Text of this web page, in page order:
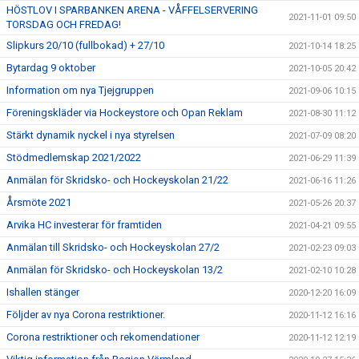
HÖSTLOV I SPARBANKEN ARENA - VÅFFELSERVERING
TORSDAG OCH FREDAG!
2021-11-01 09:50
Slipkurs 20/10 (fullbokad) + 27/10 2021-10-14 18:25
Bytardag 9 oktober 2021-10-05 20:42
Information om nya Tjejgruppen 2021-09-06 10:15
Föreningskläder via Hockeystore och Opan Reklam 2021-08-30 11:12
Stärkt dynamik nyckel i nya styrelsen 2021-07-09 08:20
Stödmedlemskap 2021/2022 2021-06-29 11:39
Anmälan för Skridsko- och Hockeyskolan 21/22 2021-06-16 11:26
Årsmöte 2021 2021-05-26 20:37
Arvika HC investerar för framtiden 2021-04-21 09:55
Anmälan till Skridsko- och Hockeyskolan 27/2 2021-02-23 09:03
Anmälan för Skridsko- och Hockeyskolan 13/2 2021-02-10 10:28
Ishallen stänger 2020-12-20 16:09
Följder av nya Corona restriktioner. 2020-11-12 16:16
Corona restriktioner och rekomendationer 2020-11-12 12:19